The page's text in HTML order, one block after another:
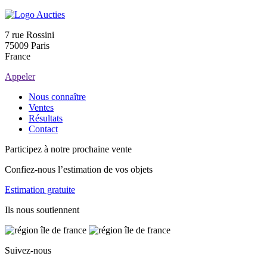
7 rue Rossini
75009 Paris
France
Appeler
Nous connaître
Ventes
Résultats
Contact
Participez à notre prochaine vente
Confiez-nous l’estimation de vos objets
Estimation gratuite
Ils nous soutiennent
Suivez-nous